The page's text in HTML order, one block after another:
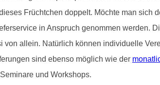
Früchtchen doppelt. Möchte man sich
in Anspruch genommen werden.
allein. Natürlich können individuelle
sind ebenso möglich wie der
und Workshops.